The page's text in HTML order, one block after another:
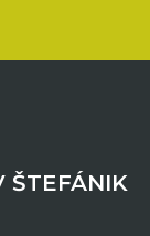
ŠTEFÁNIK